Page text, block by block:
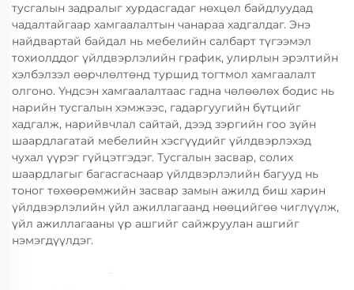
тусгалын задралыг хурдасгадаг нөхцөл байдлуудад
чадалтайгаар хамгаалалтын чанараа хадгалдаг. Энэ
найдвартай байдал нь мебелийн салбарт түгээмэл
тохиолддог үйлдвэрлэлийн график, улирлын эрэлтийн
хэлбэлзэл өөрчлөлтөнд туршид тогтмол хамгаалалт
олгоно. Үндсэн хамгаалалтаас гадна чөлөөлөх бодис нь
нарийн тусгалын хэмжээс, гадаргуугийн бүтцийг
хадгалж, нарийвчлал сайтай, дээд зэргийн гоо зүйн
шаардлагатай мебелийн хэсгүүдийг үйлдвэрлэхэд
чухал үүрэг гүйцэтгэдэг. Тусгалын засвар, солих
шаардлагыг багасгаснаар үйлдвэрлэлийн багууд нь
тоног төхөөрөмжийн засвар замын ажилд биш харин
үйлдвэрлэлийн үйл ажиллагаанд нөөцийгөө чиглүүлж,
үйл ажиллагааны үр ашгийг сайжруулан ашгийг
нэмэгдүүлдэг.